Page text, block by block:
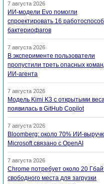
7 августа 2026
ИИ-модели Evo помогли
спроектировать 16
бактериофагов
7 августа 2026
В эксперименте пользователи
пропустили треть опасных
ИИ-агента
7 августа 2026
Модель Kimi K3 с открытыми
появилась в GitHub Copilot
7 августа 2026
Bloomberg: около 70% ИИ-
Microsoft связано с OpenAI
7 августа 2026
Chrome потребует около 20
свободного места для загрузки